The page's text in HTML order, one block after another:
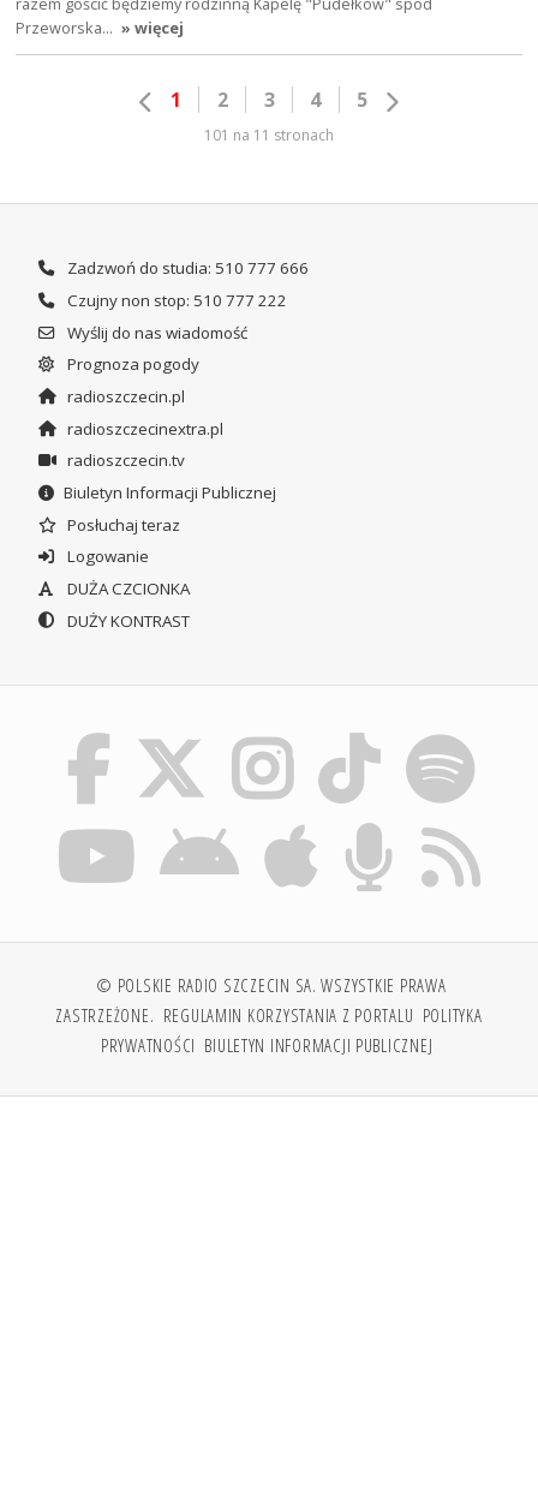
Przeworska… » więcej
1 2 3 4 5
101 na 11 stronach
Zadzwoń do studia: 510 777 666
Czujny non stop: 510 777 222
Wyślij do nas wiadomość
Prognoza pogody
radioszczecin.pl
radioszczecinextra.pl
radioszczecin.tv
Biuletyn Informacji Publicznej
Posłuchaj teraz
Logowanie
DUŻA CZCIONKA
DUŻY KONTRAST
© POLSKIE RADIO SZCZECIN SA. WSZYSTKIE PRAWA
ZASTRZEŻONE. REGULAMIN KORZYSTANIA Z PORTALU POLITYKA
PRYWATNOŚCI BIULETYN INFORMACJI PUBLICZNEJ